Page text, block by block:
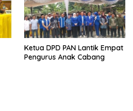
Ketua DPD PAN Lantik Empat
Pengurus Anak Cabang